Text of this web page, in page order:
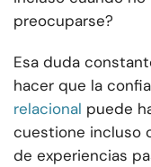
preocuparse?
Esa duda
hacer que la
relacional puede
cuestione incluso
de experiencias